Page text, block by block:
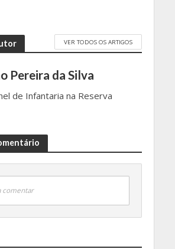
VER TODOS OS ARTIGOS
Pereira da Silva
de Infantaria na Reserva
comentar